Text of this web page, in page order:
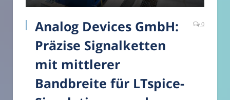
Analog Devices GmbH:
Präzise Signalketten
mit mittlerer
Bandbreite für LTspice-
0